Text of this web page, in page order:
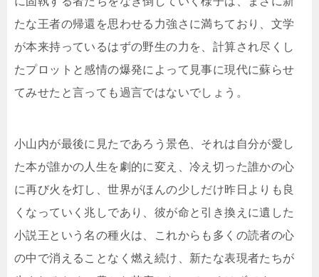
たな王者の帰還を思わせる力強さに満ちており、文学
が本来持っているはずの野生の力を、計算され尽くし
たプロットと感情の爆発によって見事に現代に蘇らせ
てみせたと言っても過言ではないでしょう。
小山内が最後に見たであろう景色、それは自分が愛し
た本が誰かの人生を劇的に変え、冷え切った誰かの心
に再び火を灯し、世界がほんの少しだけ昨日よりも良
くなっていく兆しであり、彼が命と引き換えに遺した
小説王という名の種火は、これからも多くの読者の心
の中で消えることなく燃え続け、新たな表現者たちが